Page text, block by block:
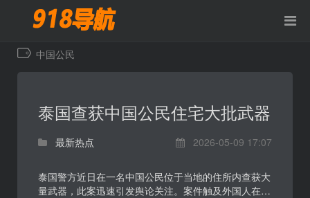
中国公民
泰国查获中国公民住宅大批武器
最新热点 2026-05-09 17:07
泰国警方近日在一名中国公民位于当地的住所内查获大
量武器，此案迅速引发舆论关注。案件触及外国人在泰